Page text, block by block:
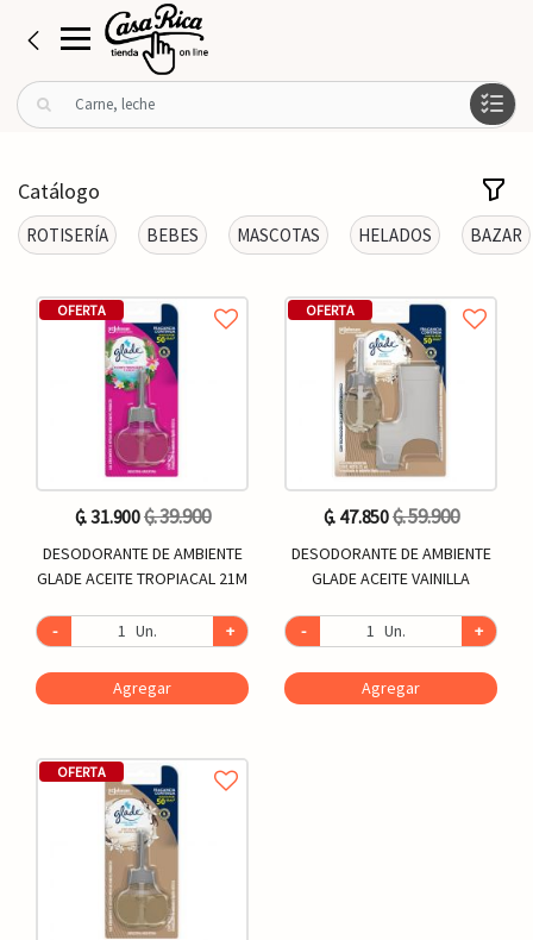
B
u
a
p
Catálogo
ROTISERÍA BEBES MASCOTAS HELADOS BAZAR
OFERTA
₲. 31.900₲. 39.900
DESODORANTE DE AMBIENTE
GLADE ACEITE TROPIACAL 21M
- Un. +
Agregar
OFERTA
₲. 47.850₲. 59.900
DESODORANTE DE AMBIENTE
GLADE ACEITE VAINILLA
- Un. +
Agregar
OFERTA